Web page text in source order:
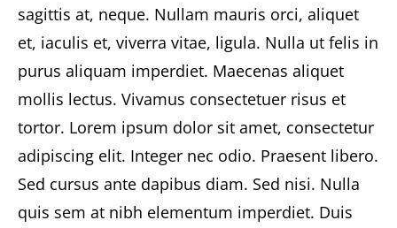
sagittis at, neque. Nullam mauris orci, aliquet
et, iaculis et, viverra vitae, ligula. Nulla ut felis in
purus aliquam imperdiet. Maecenas aliquet
mollis lectus. Vivamus consectetuer risus et
tortor. Lorem ipsum dolor sit amet, consectetur
adipiscing elit. Integer nec odio. Praesent libero.
Sed cursus ante dapibus diam. Sed nisi. Nulla
quis sem at nibh elementum imperdiet. Duis